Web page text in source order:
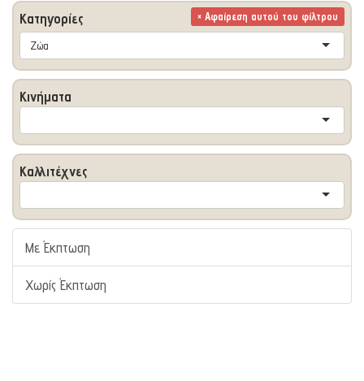
Κατηγορίες × Αφαίρεση αυτού του φίλτρου
Ζώα
Κινήματα
Καλλιτέχνες
Με Έκπτωση
Χωρίς Έκπτωση